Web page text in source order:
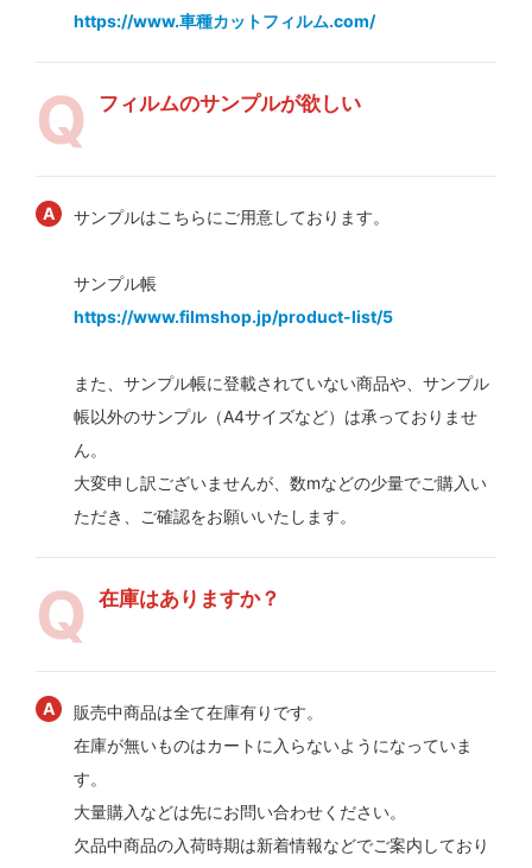
https://www.車種カットフィルム.com/
フィルムのサンプルが欲しい
サンプルはこちらにご用意しております。
サンプル帳
https://www.filmshop.jp/product-list/5
また、サンプル帳に登載されていない商品や、サンプル
帳以外のサンプル（A4サイズなど）は承っておりませ
ん。
大変申し訳ございませんが、数mなどの少量でご購入い
ただき、ご確認をお願いいたします。
在庫はありますか？
販売中商品は全て在庫有りです。
在庫が無いものはカートに入らないようになっていま
す。
大量購入などは先にお問い合わせください。
欠品中商品の入荷時期は新着情報などでご案内しており